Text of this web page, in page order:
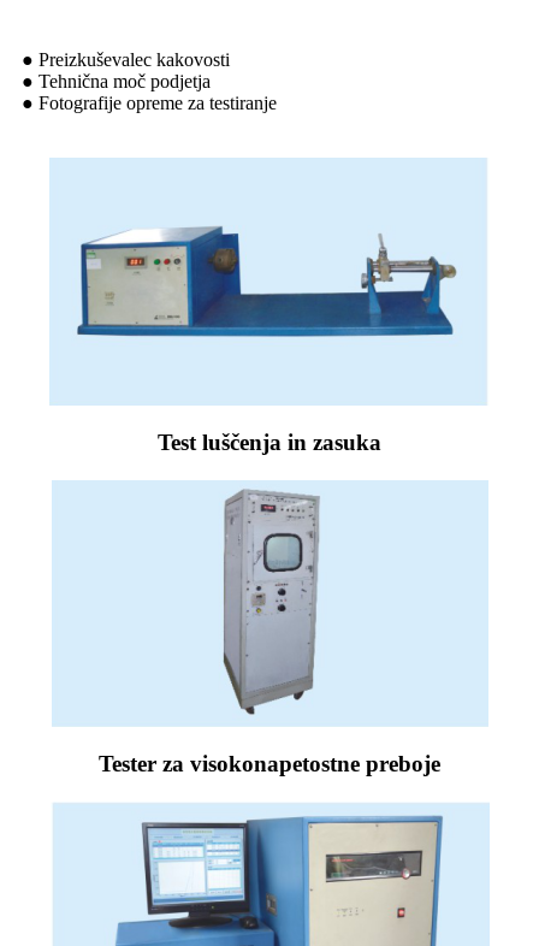
● Preizkuševalec kakovosti
● Tehnična moč podjetja
● Fotografije opreme za testiranje
Test luščenja in zasuka
Tester za visokonapetostne preboje